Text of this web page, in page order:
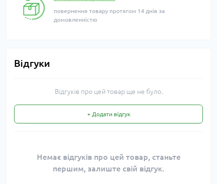
повернення товару протягом 14 днів за
домовленністю
Відгуки
Відгуків про цей товар ще не було.
+ Додати відгук
Немає відгуків про цей товар, станьте
першим, залиште свій відгук.